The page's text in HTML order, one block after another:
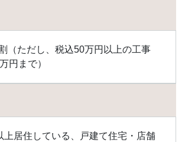
（ただし、税込50万円以上の工事
円まで）
上居住している、戸建て住宅・店舗